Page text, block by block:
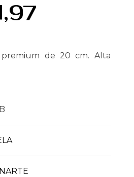
premium de 20 cm. Alta